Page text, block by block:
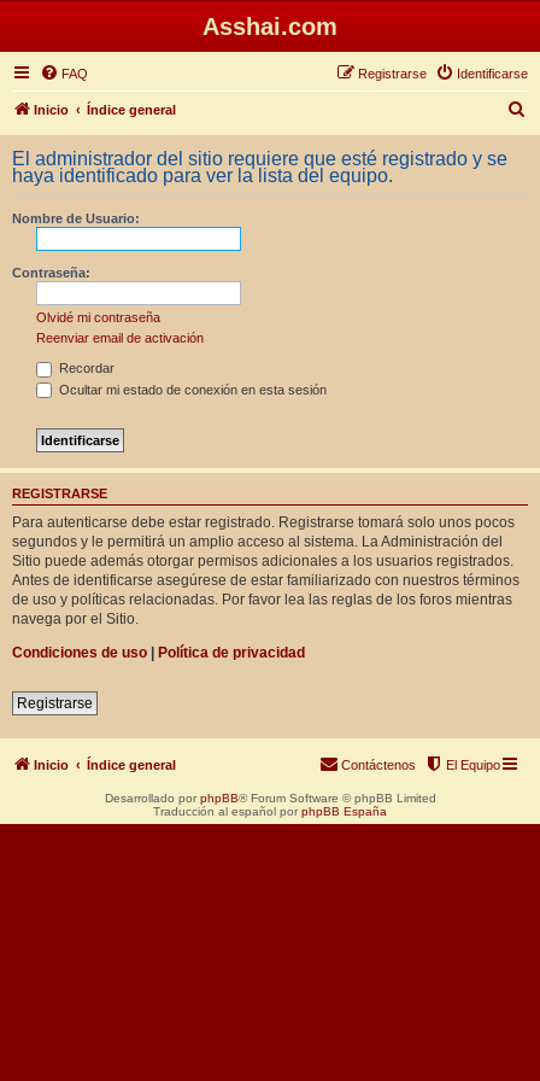
Asshai.com
FAQ Identificarse
Registrarse
Inicio Índice general
u
c
El administrador del sitio requiere que esté registrado y se
haya identificado para ver la lista del equipo.
Nombre de Usuario:
Contraseña:
Olvidé mi contraseña
Reenviar email de activación
Recordar
Ocultar mi estado de conexión en esta sesión
REGISTRARSE
Para autenticarse debe estar registrado. Registrarse tomará solo unos pocos
segundos y le permitirá un amplio acceso al sistema. La Administración del
Sitio puede además otorgar permisos adicionales a los usuarios registrados.
Antes de identificarse asegúrese de estar familiarizado con nuestros términos
de uso y políticas relacionadas. Por favor lea las reglas de los foros mientras
navega por el Sitio.
Condiciones de uso | Política de privacidad
Registrarse
Inicio Índice general El Equipo
Contáctenos
Desarrollado por phpBB® Forum Software © phpBB Limited
Traducción al español por phpBB España